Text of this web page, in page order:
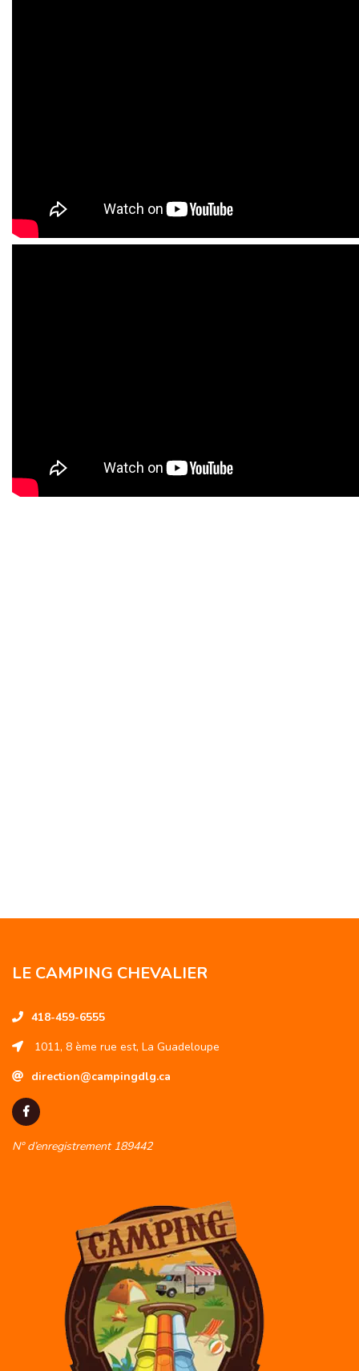
LE CAMPING CHEVALIER
418-459-6555
1011, 8 ème rue est, La Guadeloupe
direction@campingdlg.ca
N° d’enregistrement 189442